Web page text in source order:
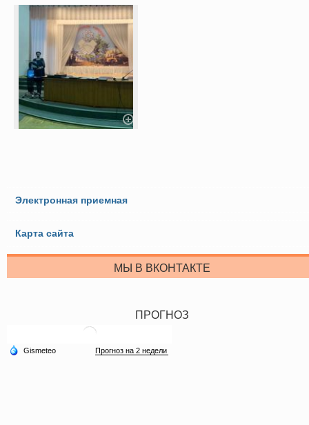
Электронная приемная
Карта сайта
МЫ В ВКОНТАКТЕ
ПРОГНОЗ